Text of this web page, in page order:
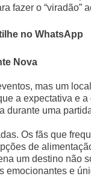
fazer o “viradão”
no WhatsApp
Nova
mas um
a expectativa e
durante uma
Os fãs que
de
um destino não
emocionantes e